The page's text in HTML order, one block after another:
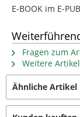
E-BOOK im E-
Fragen zum
Weitere
Ähnliche Artikel